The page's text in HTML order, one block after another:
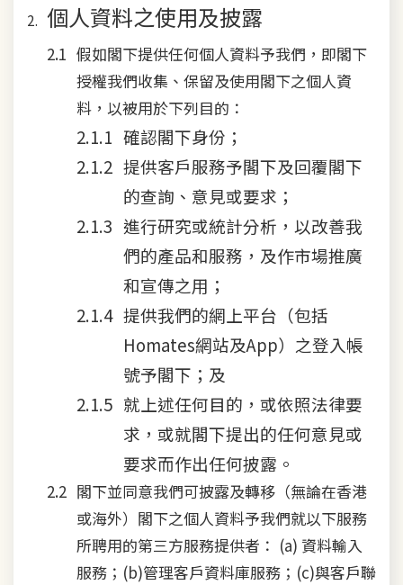
個人資料之使用及披露
假如閣下提供任何個人資料予我們，即閣下
授權我們收集、保留及使用閣下之個人資
料，以被用於下列目的：
確認閣下身份；
提供客戶服務予閣下及回覆閣下
的查詢、意見或要求；
進行研究或統計分析，以改善我
們的產品和服務，及作市場推廣
和宣傳之用；
提供我們的網上平台（包括
Homates網站及App）之登入帳
號予閣下；及
就上述任何目的，或依照法律要
求，或就閣下提出的任何意見或
要求而作出任何披露。
閣下並同意我們可披露及轉移（無論在香港
或海外）閣下之個人資料予我們就以下服務
所聘用的第三方服務提供者： (a) 資料輸入
服務；(b)管理客戶資料庫服務；(c)與客戶聯